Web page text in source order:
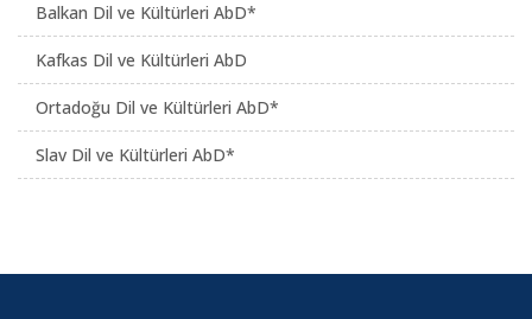
Balkan Dil ve Kültürleri AbD*
Kafkas Dil ve Kültürleri AbD
Ortadoğu Dil ve Kültürleri AbD*
Slav Dil ve Kültürleri AbD*